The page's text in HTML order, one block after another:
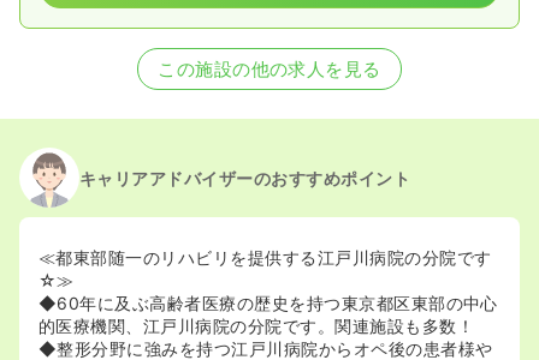
この施設の他の求人を見る
キャリアアドバイザーのおすすめポイント
≪都東部随一のリハビリを提供する江戸川病院の分院です
☆≫
◆60年に及ぶ高齢者医療の歴史を持つ東京都区東部の中心
的医療機関、江戸川病院の分院です。関連施設も多数！
◆整形分野に強みを持つ江戸川病院からオペ後の患者様や